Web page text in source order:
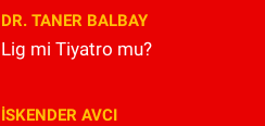
DR. TANER BALBAY
Lig mi Tiyatro mu?
İSKENDER AVCI